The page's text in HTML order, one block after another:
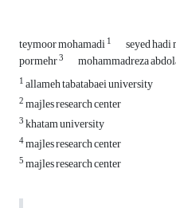
teymoor mohamadi1 seyed
pormehr3 mohammadreza
1allameh tabatabaei university
2majles research center
3khatam university
4majles research center
5majles research center